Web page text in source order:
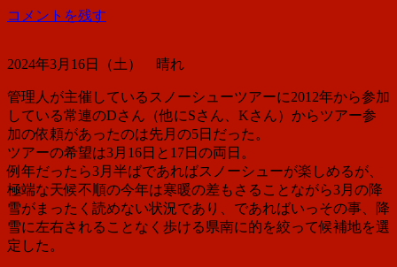
コメントを残す
2024年3月16日（土） 晴れ
管理人が主催しているスノーシューツアーに2012年から参加
している常連のDさん（他にSさん、Kさん）からツアー参
加の依頼があったのは先月の5日だった。
ツアーの希望は3月16日と17日の両日。
例年だったら3月半ばであればスノーシューが楽しめるが、
極端な天候不順の今年は寒暖の差もさることながら3月の降
雪がまったく読めない状況であり、であればいっその事、降
雪に左右されることなく歩ける県南に的を絞って候補地を選
定した。